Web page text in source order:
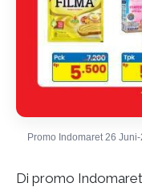
Promo Indomaret 26
Di promo Indomaret